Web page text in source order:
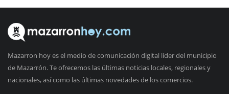
Mazarron hoy es el medio de comunicación digital líder del municipio
de Mazarrón. Te ofrecemos las últimas noticias locales, regionales y
nacionales, así como las últimas novedades de los comercios.